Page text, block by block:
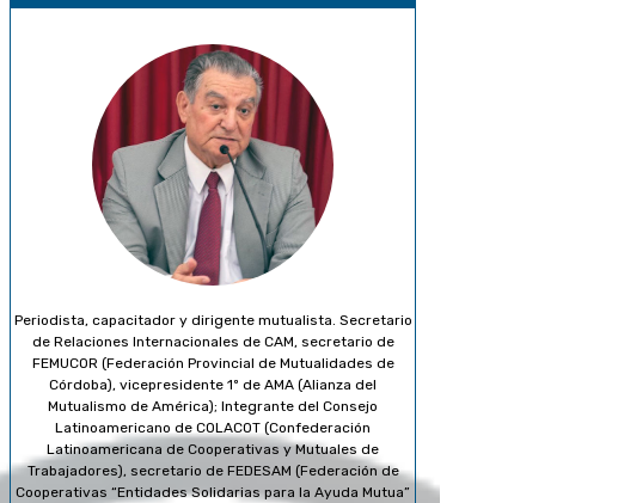
Periodista, capacitador y dirigente mutualista. Secretario
de Relaciones Internacionales de CAM, secretario de
FEMUCOR (Federación Provincial de Mutualidades de
Córdoba), vicepresidente 1º de AMA (Alianza del
Mutualismo de América); Integrante del Consejo
Latinoamericano de COLACOT (Confederación
Latinoamericana de Cooperativas y Mutuales de
Trabajadores), secretario de FEDESAM (Federación de
Cooperativas “Entidades Solidarias para la Ayuda Mutua”